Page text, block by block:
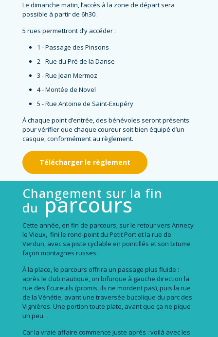
Le dimanche matin, l’accès à la zone de départ sera
possible à partir de 6h30.
5 rues permettront d’y accéder :
1 - Passage des Pinsons
2 - Rue du Pré de la Danse
3 - Rue Jean Mermoz
4 - Montée de Novel
5 - Rue Antoine de Saint-Exupéry
À chaque point d’entrée, des bénévoles seront présents
pour vérifier que chaque coureur soit bien équipé d’un
casque, conformément au règlement.
Télécharger le règlement
Changement sur la fin
duparcours
Cette année, en fin de parcours, sur le retour vers Annecy
le Vieux, fini le rond-point du Petit Port et la rue de
Verdun, avec sa piste cyclable en pointillés et son bitume
façon montagnes russes.
À la place, le parcours offrira un passage plus fluide :
après le club nautique, on bifurque à gauche direction la
rue des Écureuils (promis, ils ne mordent pas), puis la rue
de la Vénétie, avant une traversée bucolique du parc des
Vignières. Une portion toute plate, avant que ça ne pique
un peu…
Car la vraie affaire commence juste après : voilà avec les